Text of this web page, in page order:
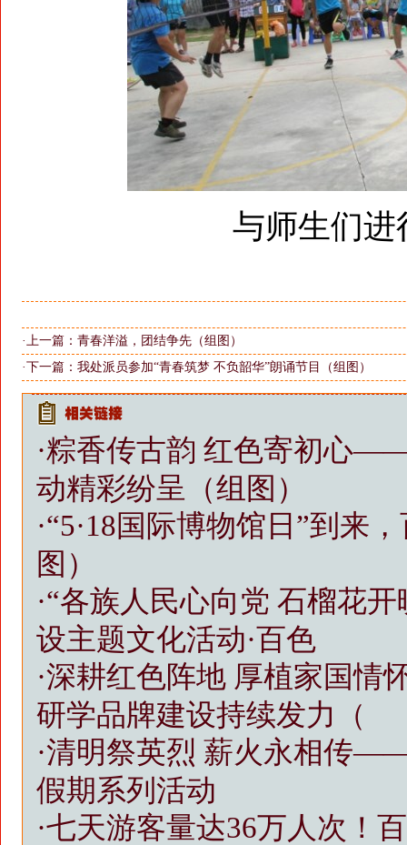
与师生们进
·上一篇： 青春洋溢，团结争先（组图）
·下一篇： 我处派员参加“青春筑梦 不负韶华”朗诵节目（组图）
·粽香传古韵 红色寄初心
动精彩纷呈（组图）
·“5·18国际博物馆日”到来
图）
·“各族人民心向党 石榴花
设主题文化活动·百色
·深耕红色阵地 厚植家国
研学品牌建设持续发力（
·清明祭英烈 薪火永相传
假期系列活动
·七天游客量达36万人次！